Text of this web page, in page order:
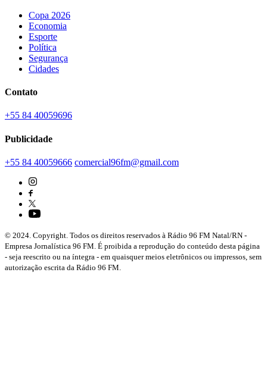
Copa 2026
Economia
Esporte
Política
Segurança
Cidades
Contato
+55 84 40059696
Publicidade
+55 84 40059666 comercial96fm@gmail.com
© 2024. Copyright. Todos os direitos reservados à Rádio 96 FM Natal/RN -
Empresa Jornalística 96 FM. É proibida a reprodução do conteúdo desta página
- seja reescrito ou na íntegra - em quaisquer meios eletrônicos ou impressos, sem
autorização escrita da Rádio 96 FM.